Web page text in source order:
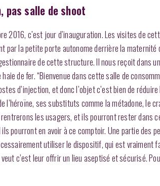
pas salle de shoot
2016, c’est jour d’inauguration. Les visites de
la petite porte autonome derrière la maternité
de cette structure. Il nous reçoit dans
de fer. “Bienvenue dans cette salle de
d’injection, et donc l’objet c’est bien de
l’héroïne, ses substituts comme la métadone, le
les usagers, et ils pourront rester dans
pourront en avoir à ce comptoir. Une partie des
utiliser le dispositif, qui est vraiment
c’est leur offrir un lieu aseptisé et sécurisé.